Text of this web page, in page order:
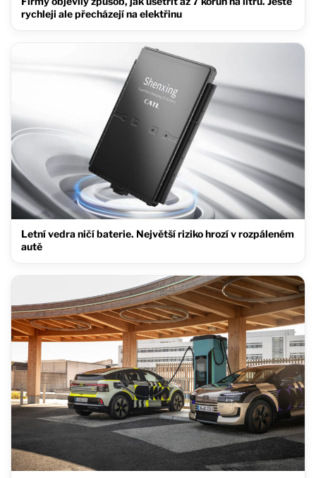
rychleji ale přecházejí na elektřinu
Letní vedra ničí baterie. Největší riziko hrozí v rozpáleném
autě